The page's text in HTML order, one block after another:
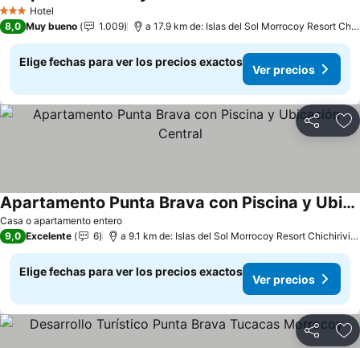
3 Estrellas
Hotel
8,0 Muy bueno 1.009 a 17.9 km de: Islas del Sol Morrocoy Resort Chichiriviche
Elige fechas para ver los precios exactos
Ver precios
Compartir
Casa o apartamento entero
Apartamento Punta Brava con Piscina y Ubicación Central
9,0 Excelente 6 a 9.1 km de: Islas del Sol Morrocoy Resort Chichiriviche
Elige fechas para ver los precios exactos
Ver precios
Compartir